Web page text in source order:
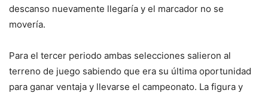
descanso nuevamente llegaría y el marcador no se
movería.
Para el tercer periodo ambas selecciones salieron al
terreno de juego sabiendo que era su última oportunidad
para ganar ventaja y llevarse el campeonato. La figura y